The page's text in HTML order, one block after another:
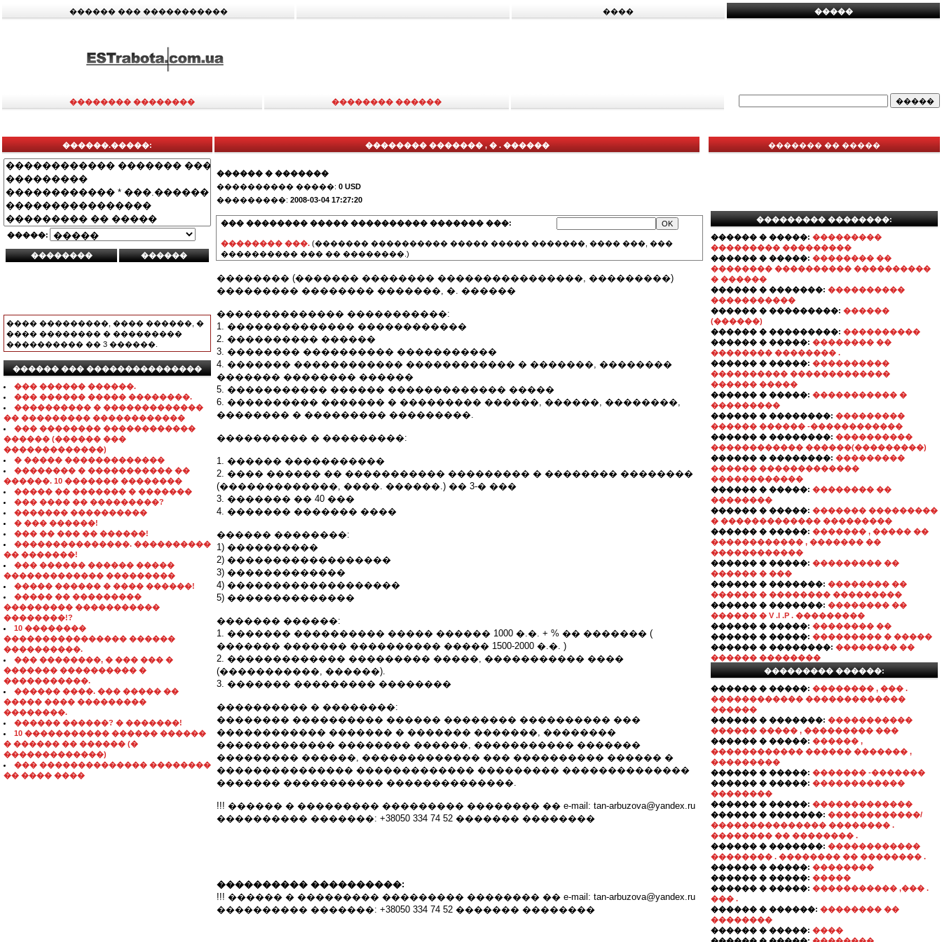
������ ��� ����������� ���� �����
�������� �������� �������� ������
������.�����:
�����:
���� ���������, ���� ������, �
���� �������� � ���������
���������� �� 3 ������.
������ ��� ���������������
��� ������ ������.
��� ������ ����� ��������.
���������� � �������������
�� ��������� ������������
��� �������� ������������
������ (������ ���
�������������)
� ����� �������������
�������� � ����������� ��
������. 10 ������� ��������
����� �� ������� � �������
��� ���� �� ���������?
������� ����������
� ��� ������!
��� �� ��� �� ������!
���������������. ����������
�� �������!
��� ������ ������ �����
������������� ���������
����� ������ � ���� ������!
����� �� ���������
��������� �����������
��������!?
10 ��������
���������������� ������
����������.
��� ��������, � ��� ��� �
������� ���������� �
�����������.
������ ����. ��� ����� ��
����� ���� ���������
��������.
������ ������? � �������!
10 ����������� ������ ������
� ������ �� ������ (�
�������������)
��� �������������� ��������
�� ���� ����
�������� ������� , � . ������
������ � �������
���������� �����: 0 USD
���������: 2008-03-04 17:27:20
��� �������� ����� ���������� ������� ���:
�������� ���. (������� ���������� ����� ����� �������, ���� ���, ���
���������� ��� �� ��������.)
�������� (������� �������� ����������������, ���������)
��������� �������� �������, �. ������
�������������� �����������:
1. �������������� ������������
2. ���������� ������
3. �������� ���������� �����������
4. ������� ������������ ������������ � �������, ��������
������� �������� ������
5. ����������� ������ ������������� �����
6. ���������� ������� � ��������� ������, ������, ��������,
�������� � ��������� ���������.
���������� � ���������:
1. ������ �����������
2. ���� ������ �� ����������� ��������� � �������� ��������
(�������������, ����. ������.) �� 3-� ���
3. ������� �� 40 ���
4. ������� ������� ����
������ ��������:
1) ����������
2) ������������������
3) �������������
4) �������������������
5) ��������������
������� ������:
1. ������� ���������� ����� ������ 1000 �.�. + % �� ������� (
������� ������� ���������� ����� 1500-2000 �.�. )
2. ������������� ��������� �����, ����������� ����
(�����������, ������).
3. ������� ��������� ��������
���������� � ��������:
�������� ���������� ������ �������� ���������� ���
������������ ������� � ������� �������, ��������
������������� �������� ������, ����������� �������
��������� ������, ������������� ��� ���������� ������ �
��������������� ������������� ��������� ��������������
������� ����������� ��������������.
!!! ������ � ��������� ��������� �������� �� e-mail: tan-arbuzova@yandex.ru
���������� �������: +38050 334 74 52 ������� ��������
���������� ����������:
!!! ������ � ��������� ��������� �������� �� e-mail: tan-arbuzova@yandex.ru
���������� �������: +38050 334 74 52 ������� ��������
������� �� �����
��������� ��������:
������ � �����: ���������
��������� ���������
������ � �����: �������� ��
�������� ���������� ����������
� ������
������ � �������: ����������
�����������
������ � ���������: ������
(������)
������ � ���������: ����������
������ � �����: �������� ��
�������� �������� .
������ � �����: ����������
���������� �������������
������ �����
������ � �����: ����������� �
���������
������ � ��������: ���������
������ ������ -������������
������ � ��������: ����������
������������ ������(���������)
������ � ��������: ���������
������ �������������
������������
������ � �����: �������� ��
��������
������ � �����: ������� ���������
� ������������� ���������
������ � �����: ������� , ����� ��
������������ , ������� ��
������������
������ � �����: ��������� ��
������ � ���
������ � �������: �������� ��
������ � �������� ���������
������ � �������: �������� ��
������ � V .I .P . ���������
������ � �����: �������� ��
������ � �����: ��������� � �����
������ � ��������: �������� ��
������ ��������
��������� ������:
������ � �����: �������� , ��� .
������������ �������������
������
������ � �������: �����������
������ ����� , ��������� ���
������ � �����: ������ ,
������������ ������ ������� ,
���������
������ � �����: ������� -�������
������ � �����: ������������
��������
������ � �����: �������������
������ � �������: ������������/
��������������� �������� .
�������� �� �������� .
������ � �������: ������������
�������� . �������� �� �������� .
������ � �����: ��������
������ � �����: �����
������ � �����: ����������� ,��� .
��� .
������ � ������: �������� ��
��������
������ � �����: ����